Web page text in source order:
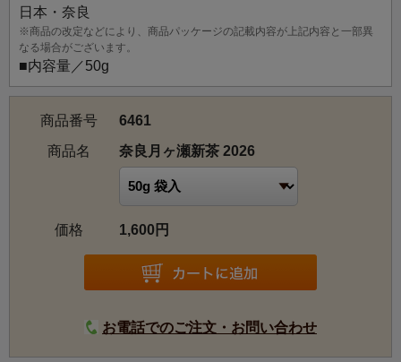
井ノ倉さんがお茶作りの中で一番こだわっているのが、
「蒸し」の工程。
この「蒸し」の工程で使用される水は、山頂の製茶場の裏
ものにもおすすめの逸品です。
【仕上げ】普通蒸し
日本・奈良
※商品の改定などにより、商品パッケージの記載内容が上記内容と一部異
なる場合がございます。
■内容量／50g
商品番号
6461
商品名
奈良月ヶ瀬新茶 2026
価格 1,600円
お電話でのご注文・お問い合わせ